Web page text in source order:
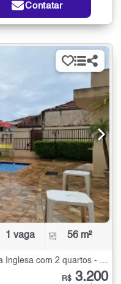
Contatar
1 vaga 56 m²
Apartamento para Alugar na Parada Inglesa com 2 quartos - 56 m²
R$ 3.200